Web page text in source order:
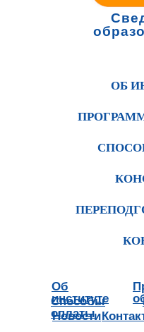
ОБ
Об
институте
Способы
оплаты
Новости